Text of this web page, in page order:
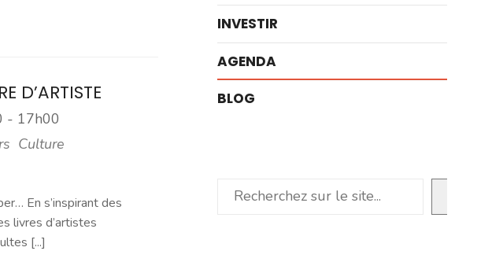
D’ARTISTE
- 17h00
Culture
En s’inspirant des
livres d’artistes
[...]
INVESTIR
AGENDA
BLOG
Rechercher